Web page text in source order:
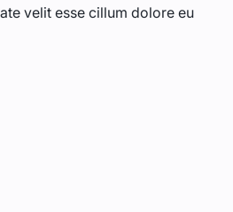
velit esse cillum dolore eu